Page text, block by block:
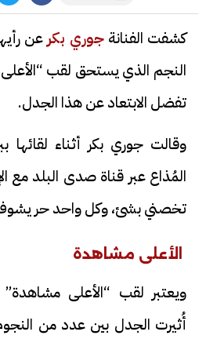
كشفت الفنانةجوري بكر عن
النجم الذي يستحق لقب
تفضل الابتعاد عن هذا الجدل.
وقالت جوري بكر أثناء لقائها
المُذاع عبر قناة صدى البلد مع
تخصني بشئ، وكل واحد حر
الأعلى مشاهدة
ويعتبر لقب “الأعلى
أُثيرت الجدل بين عدد من